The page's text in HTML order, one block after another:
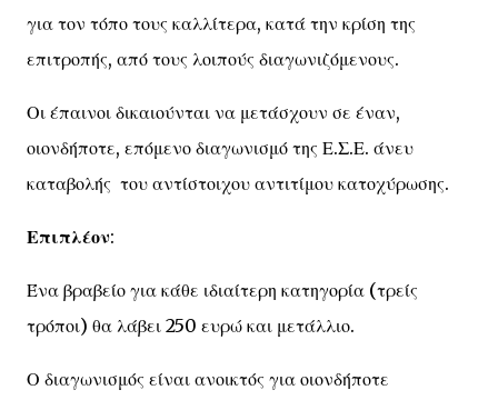
για τον τόπο τους καλλίτερα, κατά την κρίση της
επιτροπής, από τους λοιπούς διαγωνιζόμενους.
Οι έπαινοι δικαιούνται να μετάσχουν σε έναν,
οιονδήποτε, επόμενο διαγωνισμό της Ε.Σ.Ε. άνευ
καταβολής του αντίστοιχου αντιτίμου κατοχύρωσης.
Επιπλέον:
Ένα βραβείο για κάθε ιδιαίτερη κατηγορία (τρείς
τρόποι) θα λάβει 250 ευρώ και μετάλλιο.
Ο διαγωνισμός είναι ανοικτός για οιονδήποτε